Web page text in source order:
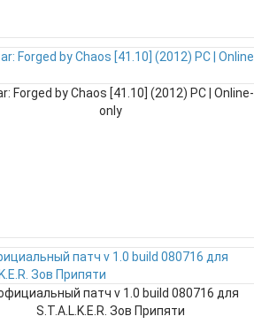
Forged by Chaos [41.10] (2012) РС | Online-
only
патч v 1.0 build 080716 для
S.T.A.L.K.E.R. Зов Припяти